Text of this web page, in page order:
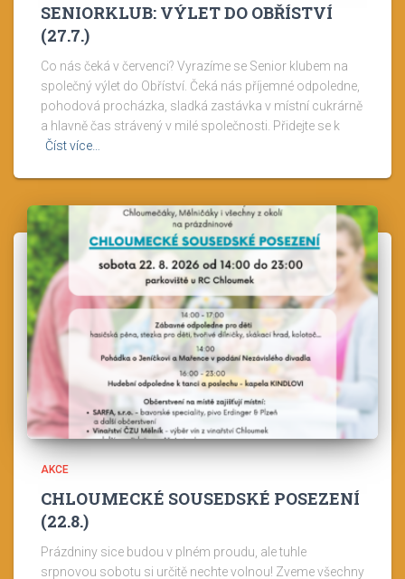
SENIORKLUB: VÝLET DO OBŘÍSTVÍ
(27.7.)
Co nás čeká v červenci? Vyrazíme se Senior klubem na
společný výlet do Obříství. Čeká nás příjemné odpoledne,
pohodová procházka, sladká zastávka v místní cukrárně
a hlavně čas strávený v milé společnosti. Přidejte se k
Číst více…
AKCE
CHLOUMECKÉ SOUSEDSKÉ POSEZENÍ
(22.8.)
Prázdniny sice budou v plném proudu, ale tuhle
srpnovou sobotu si určitě nechte volnou! Zveme všechny